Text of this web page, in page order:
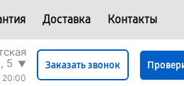
Доставка Контакты
5
▼
20:00
Заказать звонок